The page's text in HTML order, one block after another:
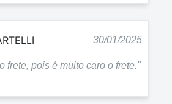
30/01/2025
frete, pois é muito caro o frete."